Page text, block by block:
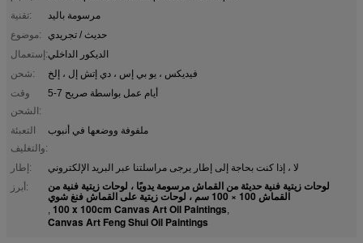
تقنية:
مرسومة باليد
موضوع:
حديث / تجريدي
إستعمال:الديكور الداخلي
شحن:
فيديكس ، يو بي إس ، دي إتش إل ، إلخ
وقت
الشحن:
5-7 أيام عمل بواسطة صريح
التعبئة
والتغليف:
ملفوفة ووضعها في أنبوب
إطار:
لا ، إذا كنت بحاجة إلى إطار يرجى مراسلتنا عبر البريد الإلكتروني
أبرز:
لوحات زيتية فنية حديثة من القماش مرسومة يدويًا ، لوحات زيتية فنية من
القماش 100 × 100 سم ، لوحات زيتية على القماش فنغ شوي
, 100 x 100cm Canvas Art Oil Paintings,
Canvas Art Feng Shui Oil Paintings